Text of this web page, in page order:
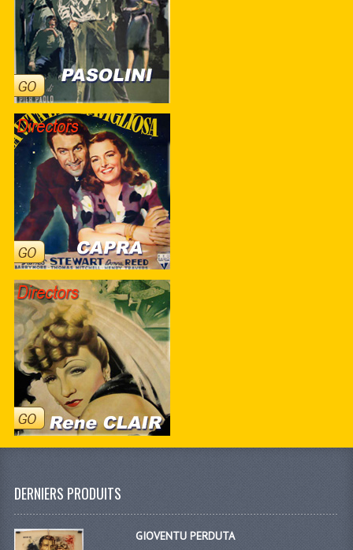
DERNIERS PRODUITS
GIOVENTU PERDUTA